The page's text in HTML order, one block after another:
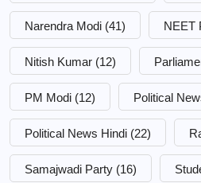
Narendra Modi (41) NEET
Nitish Kumar (12)
PM Modi (12) Political
Political News Hindi (22)
Samajwadi Party (16)